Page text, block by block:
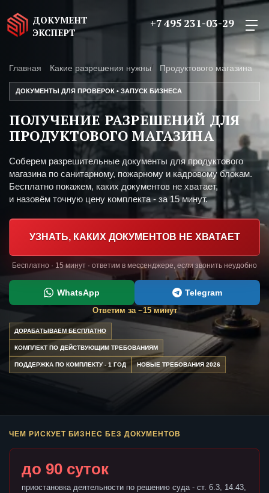
ДОКУМЕНТ
ЭКСПЕРТ
+7 495 231-03-29
Главная Какие разрешения нужны Продуктового магазина
ДОКУМЕНТЫ ДЛЯ ПРОВЕРОК • ЗАПУСК БИЗНЕСА
ПОЛУЧЕНИЕ РАЗРЕШЕНИЙ ДЛЯ
ПРОДУКТОВОГО МАГАЗИНА
Соберем разрешительные документы для продуктового
магазина по санитарному, пожарному и кадровому блокам.
Бесплатно покажем, каких документов не хватает,
и назовём точную цену комплекта - за 15 минут.
УЗНАТЬ, КАКИХ ДОКУМЕНТОВ НЕ ХВАТАЕТ
Бесплатно · 15 минут · ответим в мессенджере, если звонить неудобно
WhatsApp Telegram
Ответим за ~15 минут
ДОРАБАТЫВАЕМ БЕСПЛАТНО
КОМПЛЕКТ ПО ДЕЙСТВУЮЩИМ ТРЕБОВАНИЯМ
ПОДДЕРЖКА ПО КОМПЛЕКТУ - 1 ГОД НОВЫЕ ТРЕБОВАНИЯ 2026
ЧЕМ РИСКУЕТ БИЗНЕС БЕЗ ДОКУМЕНТОВ
до 90 суток
приостановка деятельности по решению суда - ст. 6.3, 14.43,